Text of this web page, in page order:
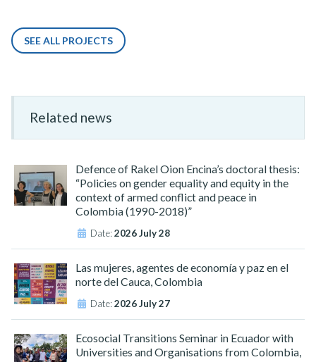
SEE ALL PROJECTS
Related news
Defence of Rakel Oion Encina’s doctoral thesis:
“Policies on gender equality and equity in the
context of armed conflict and peace in
Colombia (1990-2018)”
Date:2026 July 28
Las mujeres, agentes de economía y paz en el
norte del Cauca, Colombia
Date:2026 July 27
Ecosocial Transitions Seminar in Ecuador with
Universities and Organisations from Colombia,